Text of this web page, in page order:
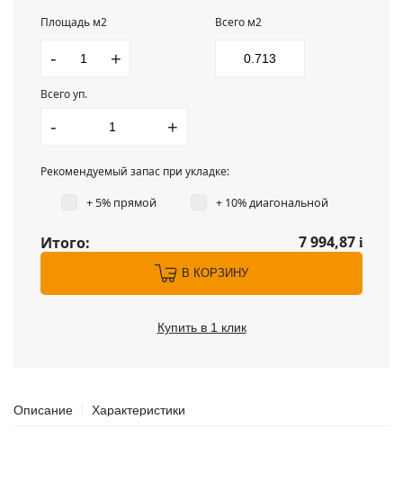
Площадь м2
- +
Всего м2
Всего уп.
- +
Рекомендуемый запас при укладке:
+ 5% прямой + 10% диагональной
Итого: 7 994,87 i
В КОРЗИНУ
Купить в 1 клик
Описание Характеристики